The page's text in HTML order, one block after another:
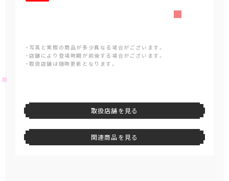
・写真と実際の商品が多少異なる場合がございます。
・店舗により登場時期が前後する場合がございます。
・取扱店舗は随時更新となります。
取扱店舗を見る
関連商品を見る